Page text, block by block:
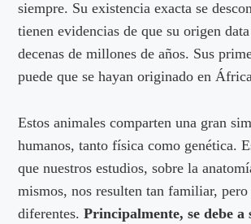
siempre. Su existencia exacta se
tienen evidencias de que su origen
decenas de millones de años. Sus
puede que se hayan originado en
Estos animales comparten una gran
humanos, tanto física como genética.
que nuestros estudios, sobre la
mismos, nos resulten tan familiar,
diferentes.Principalmente, se debe a